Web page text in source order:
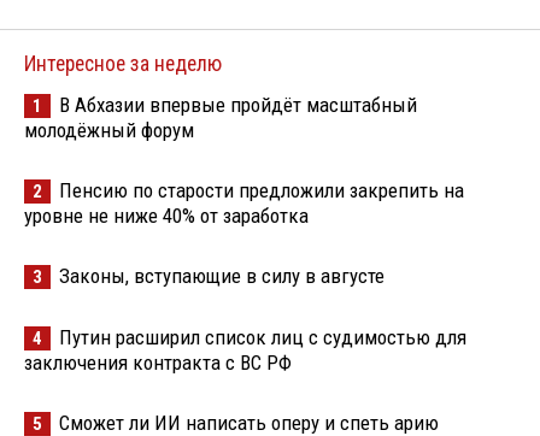
Интересное за неделю
1
В Абхазии впервые пройдёт масштабный
молодёжный форум
2
Пенсию по старости предложили закрепить на
уровне не ниже 40% от заработка
3 Законы, вступающие в силу в августе
4
Путин расширил список лиц с судимостью для
заключения контракта с ВС РФ
5 Сможет ли ИИ написать оперу и спеть арию